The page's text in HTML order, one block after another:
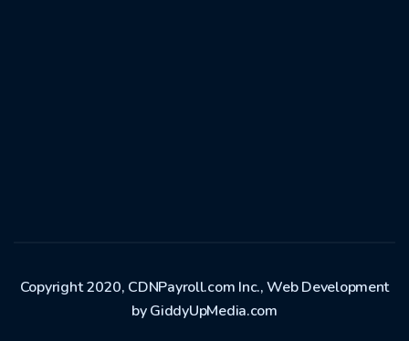
Copyright 2020, CDNPayroll.com Inc., Web Development
by GiddyUpMedia.com